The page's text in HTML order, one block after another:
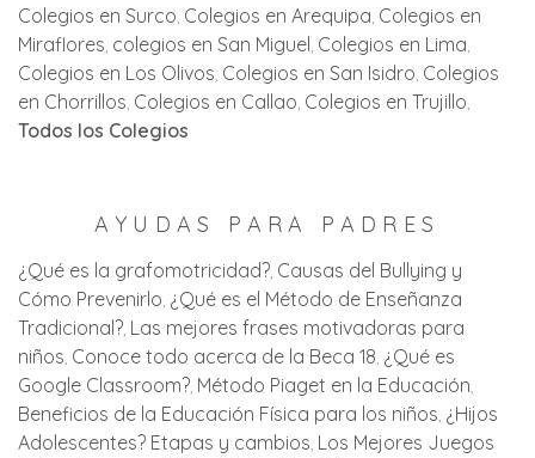
Colegios en Surco Colegios en Arequipa Colegios en
Miraflores colegios en San Miguel Colegios en Lima
Colegios en Los Olivos Colegios en San Isidro Colegios
en Chorrillos Colegios en Callao Colegios en Trujillo
Todos los Colegios
AYUDAS PARA PADRES
¿Qué es la grafomotricidad? Causas del Bullying y
Cómo Prevenirlo ¿Qué es el Método de Enseñanza
Tradicional? Las mejores frases motivadoras para
niños Conoce todo acerca de la Beca 18 ¿Qué es
Google Classroom? Método Piaget en la Educación
Beneficios de la Educación Física para los niños ¿Hijos
Adolescentes? Etapas y cambios Los Mejores Juegos